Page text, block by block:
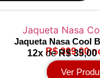
Jaqueta Nasa Cool
R$ 399,00
12xde R$ 35,00
Ver